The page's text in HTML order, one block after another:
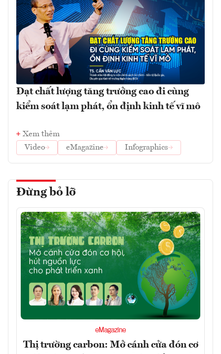
Đạt chất lượng tăng trưởng cao đi cùng
kiểm soát lạm phát, ổn định kinh tế vĩ mô
Xem thêm
Video
eMagazine Infographics
Đừng bỏ lỡ
eMagazine
Thị trường carbon: Mở cánh cửa đón cơ